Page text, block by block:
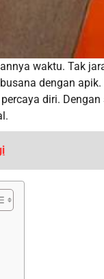
waktu. Tak
dengan
diri.